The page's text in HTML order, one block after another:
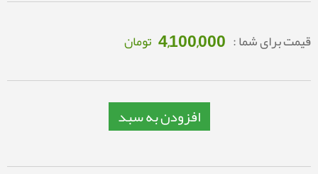
قیمت برای شما : 4,100,000 تومان
افزودن به سبد